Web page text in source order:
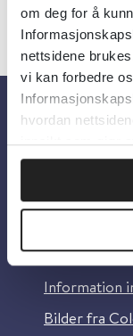
om deg for å
nettsidene
vi kan forbedre
hvordan
innsikt som gjør
Om oss
Om
Personvern
Information
Bilder fra